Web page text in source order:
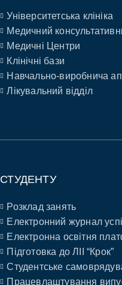
Університетська клініка
Медичний
Медичні Центри
Клінічні бази
Навчально-виробнича
Лікувальний відділ
СТУДЕНТУ
Розклад занять
Електронний журнал
Електронна освітня
Підготовка до ЛІІ “Крок”
Студентське
Працевлаштування